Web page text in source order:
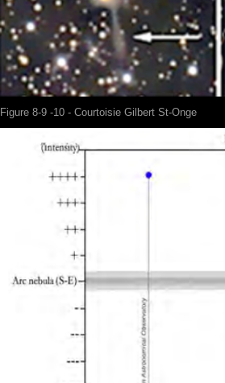
Figure 8-9 -10 - Courtoisie